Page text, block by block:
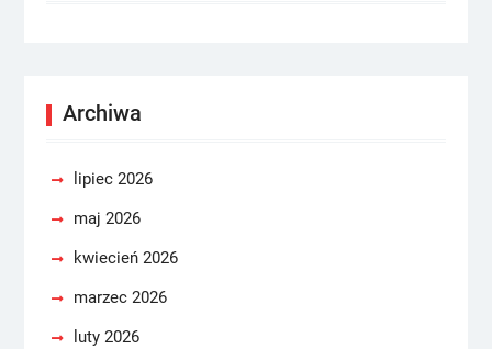
Archiwa
lipiec 2026
maj 2026
kwiecień 2026
marzec 2026
luty 2026